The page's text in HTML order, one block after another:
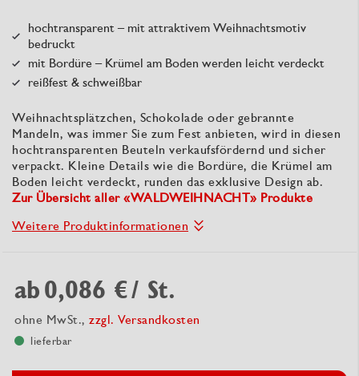
hochtransparent – mit attraktivem Weihnachtsmotiv
bedruckt
mit Bordüre – Krümel am Boden werden leicht verdeckt
reißfest & schweißbar
Weihnachtsplätzchen, Schokolade oder gebrannte
Mandeln, was immer Sie zum Fest anbieten, wird in diesen
hochtransparenten Beuteln verkaufsfördernd und sicher
verpackt. Kleine Details wie die Bordüre, die Krümel am
Boden leicht verdeckt, runden das exklusive Design ab.
Zur Übersicht aller «WALDWEIHNACHT» Produkte
Weitere Produktinformationen
ab0,086 €/ St.
ohne MwSt., zzgl. Versandkosten
lieferbar